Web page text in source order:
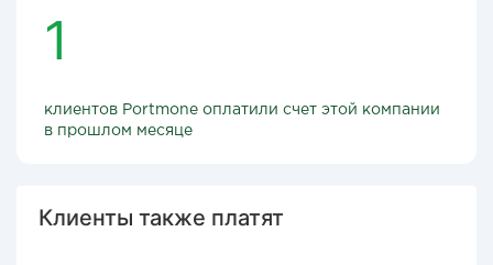
1
клиентов Portmone оплатили счет этой компании
в прошлом месяце
Клиенты также платят